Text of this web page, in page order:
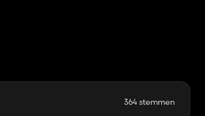
364 stemmen